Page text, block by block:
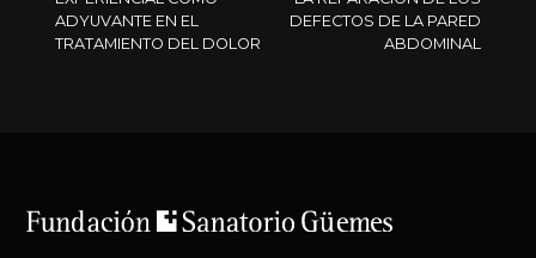
DE
ENTRADAS
ADYUVANTE EN EL
TRATAMIENTO DEL DOLOR
DEFECTOS DE LA PARED
ABDOMINAL